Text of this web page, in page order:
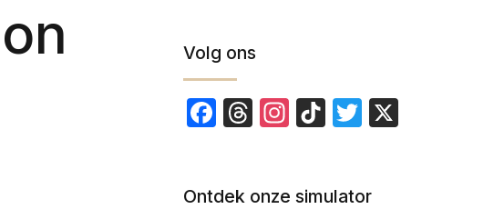
Volg ons
Facebook
Threads
Instagram
TikTokTwitter
Ontdek onze simulator